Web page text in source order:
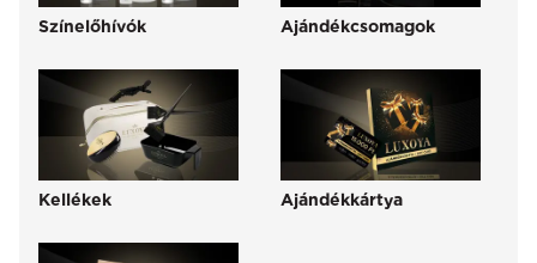
Színelőhívók Ajándékcsomagok
Kellékek Ajándékkártya